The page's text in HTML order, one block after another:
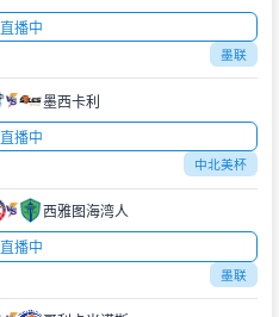
直播中
墨联
墨西卡利
直播中
中北美杯
西雅图海湾人
直播中
墨联